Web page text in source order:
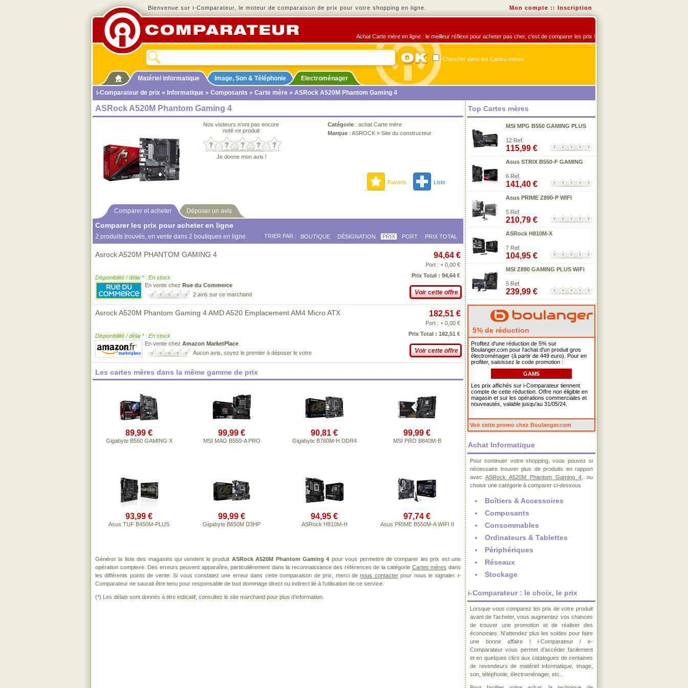
Bienvenue sur i-Comparateur, le moteur de comparaison de prix pour votre shopping en ligne. Mon compte :: Inscription
Achat Carte mère en ligne : le meilleur réflexe pour acheter pas cher, c'est de comparer les prix !
Chercher dans les Cartes mères
Matériel informatique Image, Son & Téléphonie
Electroménager
i-Comparateur de prix » Informatique » Composants » Carte mère » ASRock A520M Phantom Gaming 4
ASRock A520M Phantom Gaming 4
Nos visiteurs n'ont pas encore
noté ce produit
Je donne mon avis !
Catégorie : achat Carte mère
Marque : ASROCK » Site du constructeur
Favoris Liste
Comparer et acheter Déposer un avis
Comparer les prix pour acheter en ligne
2 produits trouvés, en vente dans 2 boutiques en ligne. TRIER PAR : BOUTIQUE DÉSIGNATION PRIX PORT PRIX TOTAL
Asrock A520M PHANTOM GAMING 4
Disponibilité / délai * : En stock
En vente chez Rue du Commerce
2 avis sur ce marchand
94,64 €
Port : + 0,00 €
Prix Total : 94,64 €
Voir cette offre
Asrock A520M Phantom Gaming 4 AMD A520 Emplacement AM4 Micro ATX
Disponibilité / délai * : En stock
En vente chez Amazon MarketPlace
Aucun avis, soyez le premier à déposer le votre
182,51 €
Port : + 0,00 €
Prix Total : 182,51 €
Voir cette offre
Les cartes mères dans la même gamme de prix
89,99 €
Gigabyte B550 GAMING X
99,99 €
MSI MAG B550-A PRO
90,81 €
Gigabyte B760M-H DDR4
99,99 €
MSI PRO B840M-B
93,99 €
Asus TUF B450M-PLUS
99,99 €
Gigabyte B650M D3HP
94,95 €
ASRock H810M-H
97,74 €
Asus PRIME B550M-A WIFI II
Générer la liste des magasins qui vendent le produit ASRock A520M Phantom Gaming 4 pour vous permettre de comparer les prix est une
opération complexe. Des erreurs peuvent apparaître, particulièrement dans la reconnaissance des références de la catégorie Cartes mères dans
les différents points de vente. Si vous constatez une erreur dans cette comparaison de prix, merci denous contacterpour nous le signaler. i-
Comparateur ne saurait être tenu pour responsable de tout dommage direct ou indirect lié à l'utilisation de ce service.
(*) Les délais sont donnés à titre indicatif, consultez le site marchand pour plus d'information.
Top Cartes mères
MSI MPG B550 GAMING PLUS
12 Ref.
115,99 €
Asus STRIX B550-F GAMING
6 Ref.
141,40 €
Asus PRIME Z890-P WIFI
5 Ref.
210,79 €
ASRock H810M-X
7 Ref.
104,95 €
MSI Z890 GAMING PLUS WiFi
5 Ref.
239,99 €
5% de réduction
Profitez d'une réduction de 5% sur
Boulanger.com pour l'achat d'un produit gros
électroménager (à partir de 449 euro). Pour en
profiter, saisissez le code promotion :
GAM5
Les prix affichés sur i-Comparateur tiennent
compte de cette réduction. Offre non éligible en
magasin et sur les opérations commerciales et
nouveautés, valable jusqu'au 31/05/24.
Voir cette promo chez Boulanger.com
Achat Informatique
Pour continuer votre shopping, vous pouvez si
nécessaire trouver plus de produits en rapport
avec ASRock A520M Phantom Gaming 4 , ou
choisir une catégorie à comparer ci-dessous
Boîtiers & Accessoires
Composants
Consommables
Ordinateurs & Tablettes
Périphériques
Réseaux
Stockage
i-Comparateur : le choix, le prix
Lorsque vous comparez les prix de votre produit
avant de l'acheter, vous augmentez vos chances
de trouver une promotion et de réaliser des
économies. N'attendez plus les soldes pour faire
une bonne affaire ! i-Comparateur / e-
Comparateur vous permet d'accéder facilement
et en quelques clics aux catalogues de centaines
de revendeurs de matériel informatique, image,
son, téléphonie, électroménager, etc..